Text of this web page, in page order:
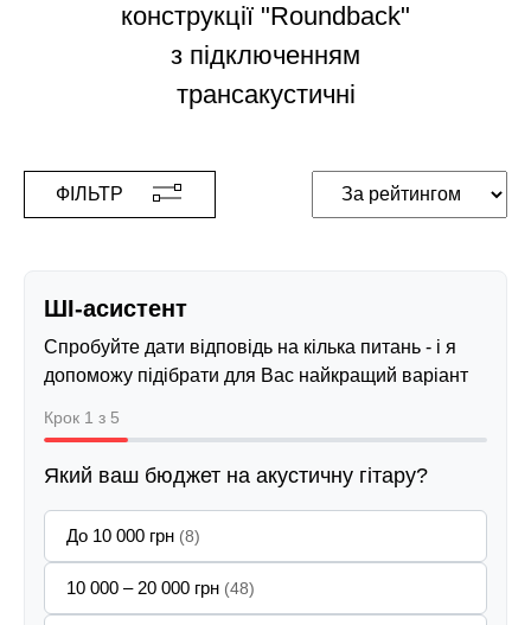
конструкції "Roundback"
з підключенням
трансакустичні
ФІЛЬТР
ШІ-асистент
Спробуйте дати відповідь на кілька питань - і я
допоможу підібрати для Вас найкращий варіант
Крок 1 з 5
Який ваш бюджет на акустичну гітару?
До 10 000 грн (8)
10 000 – 20 000 грн (48)